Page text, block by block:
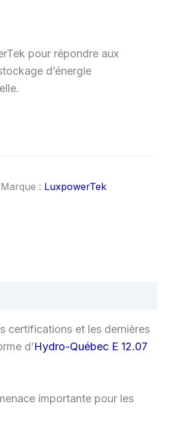
pour répondre aux
d’énergie
Marque : LuxpowerTek
certifications et les dernières
d’Hydro-Québec E 12.07
importante pour les